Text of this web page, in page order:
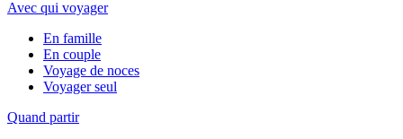
Avec qui voyager
En famille
En couple
Voyage de noces
Voyager seul
Quand partir